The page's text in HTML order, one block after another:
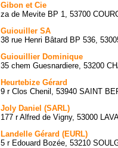
Gibon et Cie
za de Mevite BP 1, 53700
Guiouiller SA
38 rue Henri Bâtard BP 536,
Guiouillier Dominique
35 chem Guesnardiere, 53200
Heurtebize Gérard
9 r Clos Chenil, 53940 SAINT
Joly Daniel (SARL)
177 r Alfred de Vigny, 53000
Landelle Gérard (EURL)
5 r Edouard Bozée, 53210